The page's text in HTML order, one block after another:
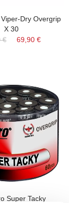
Viper-Dry Overgrip
X 30
€
69,90 €
Super Tacky